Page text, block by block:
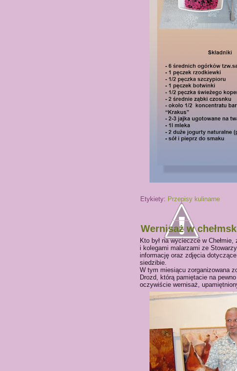
Etykiety: Przepisy kulinarne
Wernisaż w
Kto był na wycieczce w
i kolegami malarzami ze
informację oraz zdjęcia
siedzibie.
W tym miesiącu zorganizowana
Drozd, którą pamiętacie na
oczywiście wernisaż,